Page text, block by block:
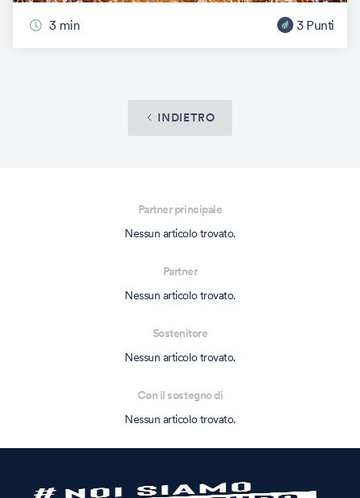
3 min 3 Punti
INDIETRO
Partner principale
Nessun articolo trovato.
Partner
Nessun articolo trovato.
Sostenitore
Nessun articolo trovato.
Con il sostegno di
Nessun articolo trovato.